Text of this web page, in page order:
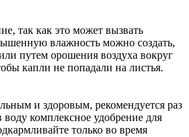
так как это может вызвать
влажность можно создать,
путем орошения воздуха вокруг
капли не попадали на листья.
и здоровым, рекомендуется раз
воду комплексное удобрение для
только во время